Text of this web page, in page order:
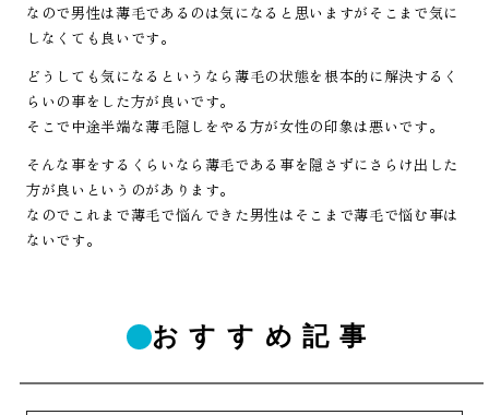
なので男性は薄毛であるのは気になると思いますがそこまで気に
しなくても良いです。
どうしても気になるというなら薄毛の状態を根本的に解決するく
らいの事をした方が良いです。
そこで中途半端な薄毛隠しをやる方が女性の印象は悪いです。
そんな事をするくらいなら薄毛である事を隠さずにさらけ出した
方が良いというのがあります。
なのでこれまで薄毛で悩んできた男性はそこまで薄毛で悩む事は
ないです。
おすすめ記事